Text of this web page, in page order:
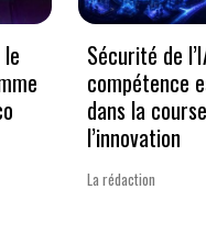
Sécurité de
compétence
dans la
l’innovation
La rédaction